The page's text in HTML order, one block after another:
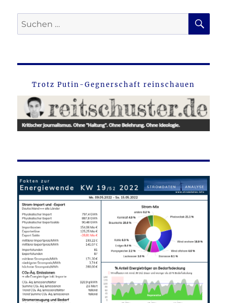
Suche
nach:
Trotz Putin-Gegnerschaft reinschauen